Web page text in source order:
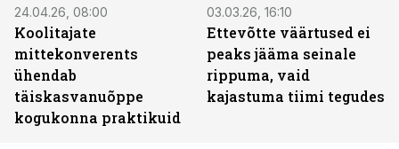
24.04.26, 08:00
Koolitajate
mittekonverents
ühendab
täiskasvanuõppe
kogukonna praktikuid
03.03.26, 16:10
Ettevõtte väärtused ei
peaks jääma seinale
rippuma, vaid
kajastuma tiimi tegudes